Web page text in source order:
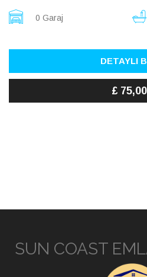
0 Garaj
DETAYLI
£
SUN COAST